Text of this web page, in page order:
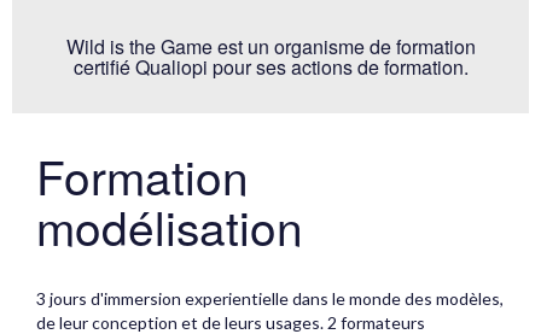
Wild is the Game est un organisme de formation
certifié Qualiopi pour ses actions de formation.
Formation
modélisation
3 jours d'immersion experientielle dans le monde des modèles,
de leur conception et de leurs usages. 2 formateurs